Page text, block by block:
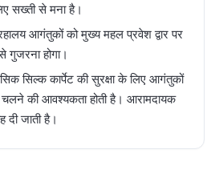
सख्ती से मना है।
आगंतुकों को मुख्य महल प्रवेश द्वार पर
गुजरना होगा।
सिल्क कार्पेट की सुरक्षा के लिए आगंतुकों
चलने की आवश्यकता होती है। आरामदायक
जाती है।